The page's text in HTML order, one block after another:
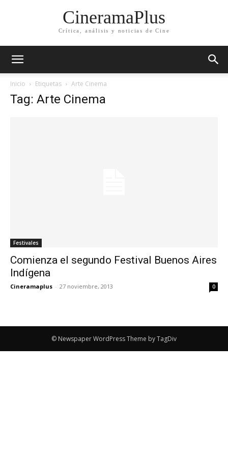
CineramaPlus
Crítica, análisis y noticias de Cine
Inicio Etiquetas Arte Cinema
Tag: Arte Cinema
Festivales
Comienza el segundo Festival Buenos Aires
Indígena
Cineramaplus - 27 noviembre, 2013 0
© Newspaper WordPress Theme by TagDiv